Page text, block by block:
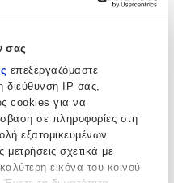
σας
επεξεργαζόμαστε
IP σας,
cookies για να
σε πληροφορίες στη
εξατομικευμένων
μετρήσεις σχετικά με
εικόνα του κοινού